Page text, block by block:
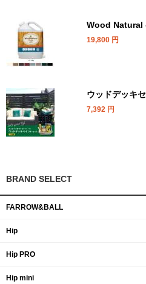
Wood Natural
19,800 円
ウッドデッキ
7,392 円
BRAND SELECT
FARROW&BALL
Hip
Hip PRO
Hip mini